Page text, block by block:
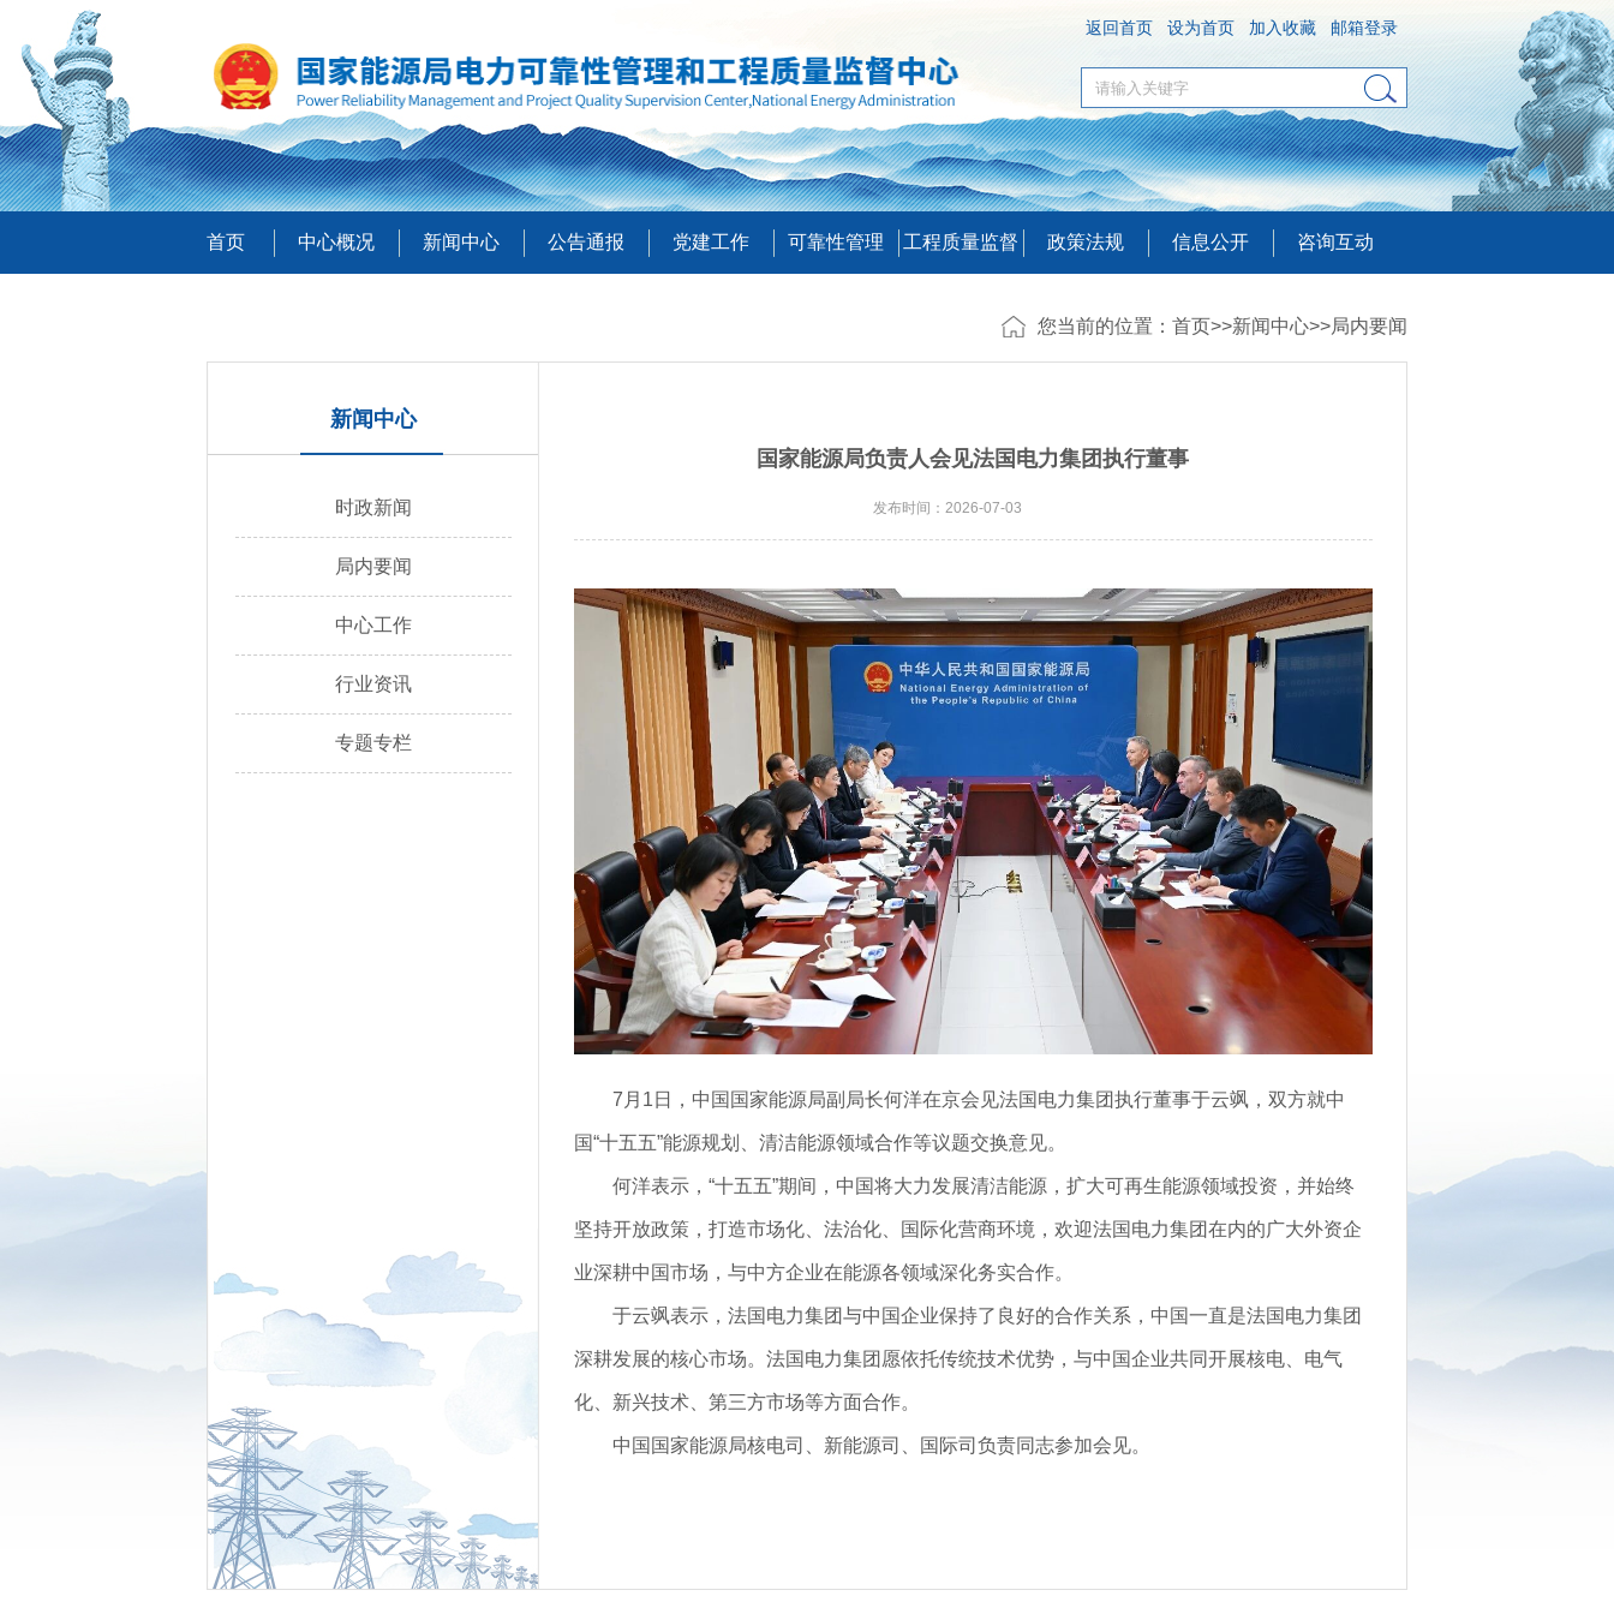
返回首页 设为首页 加入收藏 邮箱登录
首页 中心概况 新闻中心 公告通报 党建工作 可靠性管理 工程质量监督 政策法规 信息公开 咨询互动
您当前的位置： 首页>>新闻中心>>局内要闻
新闻中心
时政新闻
局内要闻
中心工作
行业资讯
专题专栏
国家能源局负责人会见法国电力集团执行董事
发布时间：2026-07-03
7月1日，中国国家能源局副局长何洋在京会见法国电力集团执行董事于云飒，双方就中
国“十五五”能源规划、清洁能源领域合作等议题交换意见。
何洋表示，“十五五”期间，中国将大力发展清洁能源，扩大可再生能源领域投资，并始终
坚持开放政策，打造市场化、法治化、国际化营商环境，欢迎法国电力集团在内的广大外资企
业深耕中国市场，与中方企业在能源各领域深化务实合作。
于云飒表示，法国电力集团与中国企业保持了良好的合作关系，中国一直是法国电力集团
深耕发展的核心市场。法国电力集团愿依托传统技术优势，与中国企业共同开展核电、电气
化、新兴技术、第三方市场等方面合作。
中国国家能源局核电司、新能源司、国际司负责同志参加会见。